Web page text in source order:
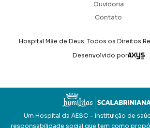
Ouvidoria
Contato
Hospital Mãe de Deus. Todos os Direitos
Desenvolvido por
Axysweb
Um Hospital da AESC – instituição de
responsabilidade social que tem como